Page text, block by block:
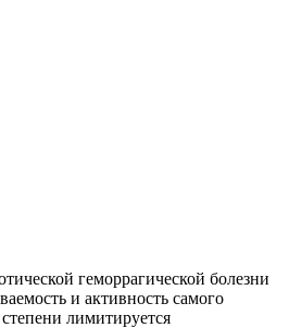
геморрагической болезни
и активность самого
лимитируется